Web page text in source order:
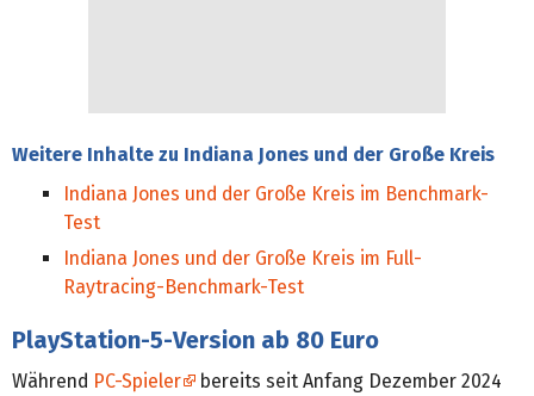
Weitere Inhalte zu Indiana Jones und der Große Kreis
Indiana Jones und der Große Kreis im Benchmark-
Test
Indiana Jones und der Große Kreis im Full-
Raytracing-Benchmark-Test
PlayStation-5-Version ab 80 Euro
Während PC-Spieler
bereits seit Anfang Dezember 2024